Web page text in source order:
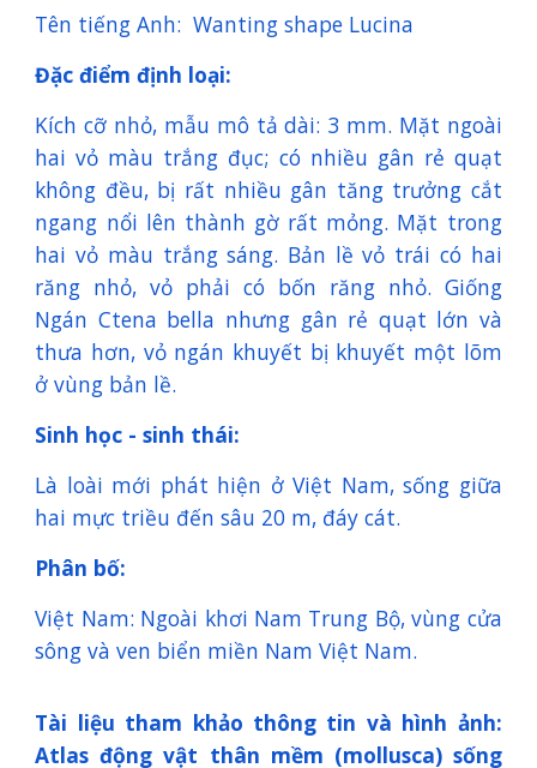
Tên tiếng Anh: Wanting shape Lucina
Đặc điểm định loại:
Kích cỡ nhỏ, mẫu mô tả dài: 3 mm. Mặt ngoài
hai vỏ màu trắng đục; có nhiều gân rẻ quạt
không đều, bị rất nhiều gân tăng trưởng cắt
ngang nổi lên thành gờ rất mỏng. Mặt trong
hai vỏ màu trắng sáng. Bản lề vỏ trái có hai
răng nhỏ, vỏ phải có bốn răng nhỏ. Giống
Ngán Ctena bella nhưng gân rẻ quạt lớn và
thưa hơn, vỏ ngán khuyết bị khuyết một lõm
ở vùng bản lề.
Sinh học - sinh thái:
Là loài mới phát hiện ở Việt Nam, sống giữa
hai mực triều đến sâu 20 m, đáy cát.
Phân bố:
Việt Nam: Ngoài khơi Nam Trung Bộ, vùng cửa
sông và ven biển miền Nam Việt Nam.
Tài liệu tham khảo thông tin và hình ảnh:
Atlas động vật thân mềm (mollusca) sống